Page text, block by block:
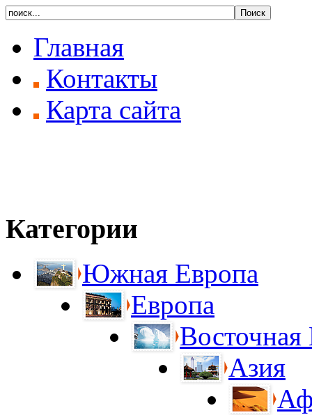
Главная
Контакты
Карта сайта
Категории
Южная Европа
Европа
Восточная
Азия